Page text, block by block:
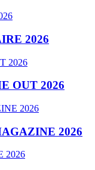
2026
OUT 2026
2026